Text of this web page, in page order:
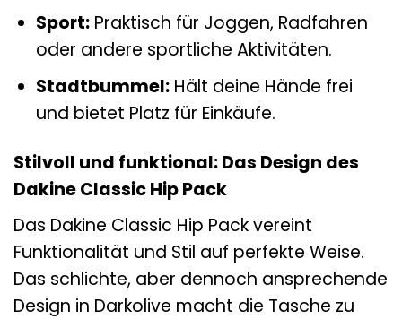
Sport:Praktisch für Joggen, Radfahren
oder andere sportliche Aktivitäten.
Stadtbummel:Hält deine Hände frei
und bietet Platz für Einkäufe.
Stilvoll und funktional: Das Design des
Dakine Classic Hip Pack
Das Dakine Classic Hip Pack vereint
Funktionalität und Stil auf perfekte Weise.
Das schlichte, aber dennoch ansprechende
Design in Darkolive macht die Tasche zu